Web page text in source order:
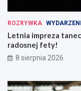
ROZRYWKA
Letnia impreza
radosnej fety!
8 sierpnia 2026